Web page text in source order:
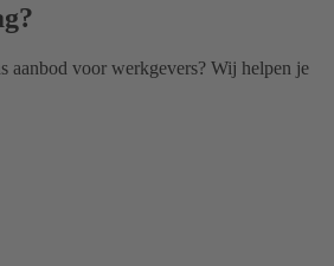
aanbod voor werkgevers? Wij helpen je